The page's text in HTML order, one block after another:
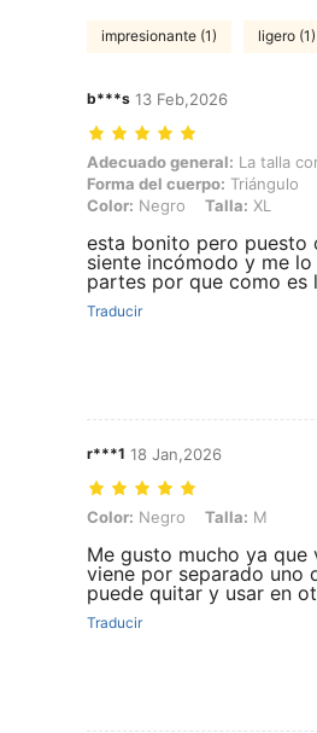
impresionante (1) ligero (1)
b***s 13 Feb,2026
Adecuado general: La talla
Adecuado general: La talla
Forma del cuerpo: Triángulo
Color: Negro Talla: XL
esta bonito pero puesto
siente incómodo y me
partes por que como es
Traducir
r***1 18 Jan,2026
Color: Negro, Talla: M
Color: Negro Talla: M
Me gusto mucho ya
viene por separado uno
puede quitar y usar en
Traducir